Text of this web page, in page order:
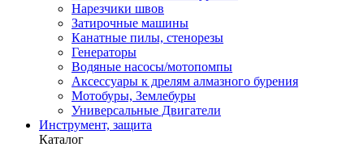
Нарезчики швов
Затирочные машины
Канатные пилы, стенорезы
Генераторы
Водяные насосы/мотопомпы
Аксессуары к дрелям алмазного бурения
Мотобуры, Землебуры
Универсальные Двигатели
Инструмент, защита
Каталог